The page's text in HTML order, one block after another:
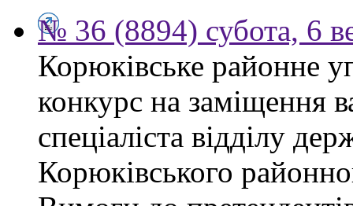
№ 36 (8894) субота, 6
Корюківське районне
конкурс на заміщення
спеціаліста відділу
Корюківського